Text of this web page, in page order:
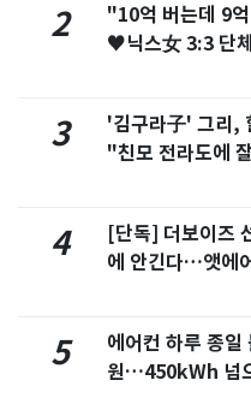
2
"10억 버는데 9
♥닉스女 3:3 단
3
'김구라子' 그리,
"친모 전라도에
4
[단독] 더보이즈
에 안긴다…앳에
5
에어컨 하루 종일
원…450kWh 넘